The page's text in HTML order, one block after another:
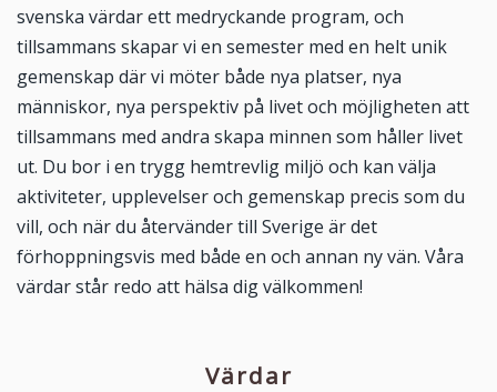
svenska värdar ett medryckande program, och
tillsammans skapar vi en semester med en helt unik
gemenskap där vi möter både nya platser, nya
människor, nya perspektiv på livet och möjligheten att
tillsammans med andra skapa minnen som håller livet
ut. Du bor i en trygg hemtrevlig miljö och kan välja
aktiviteter, upplevelser och gemenskap precis som du
vill, och när du återvänder till Sverige är det
förhoppningsvis med både en och annan ny vän. Våra
värdar står redo att hälsa dig välkommen!
Värdar